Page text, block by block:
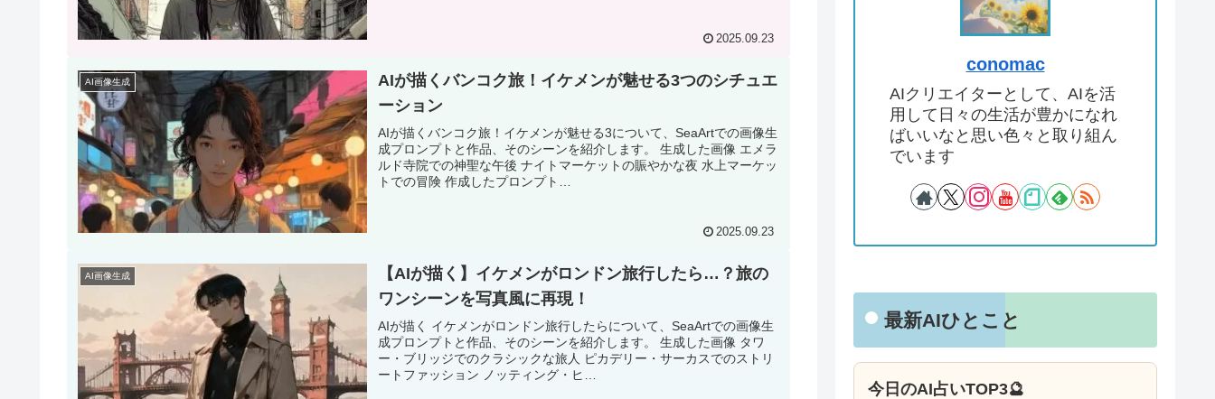
2025.09.23
AI画像生成
AIが描くバンコク旅！イケメンが魅せる3つのシチュエ
ーション
AIが描くバンコク旅！イケメンが魅せる3について、SeaArtでの画像生
成プロンプトと作品、そのシーンを紹介します。 生成した画像 エメラ
ルド寺院での神聖な午後 ナイトマーケットの賑やかな夜 水上マーケッ
トでの冒険 作成したプロンプト…
2025.09.23
AI画像生成
​【AIが描く】イケメンがロンドン旅行したら…？旅の
ワンシーンを写真風に再現！
AIが描く イケメンがロンドン旅行したらについて、SeaArtでの画像生
成プロンプトと作品、そのシーンを紹介します。 生成した画像 タワ
ー・ブリッジでのクラシックな旅人 ピカデリー・サーカスでのストリ
ートファッション ノッティング・ヒ…
conomac
AIクリエイターとして、AIを活
用して日々の生活が豊かになれ
ばいいなと思い色々と取り組ん
でいます
最新AIひとこと
今日のAI占いTOP3🔮